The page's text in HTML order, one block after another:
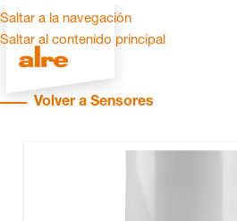
Saltar a la navegación
Saltar al contenido principal
Volver a Sensores